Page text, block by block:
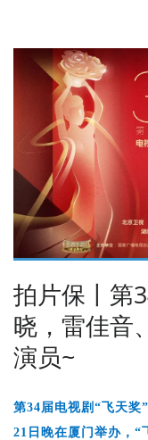
拍片保丨第
晓，雷佳音
演员~
第34届电视剧“飞天奖
21日晚在厦门举办，“